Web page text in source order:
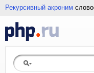
Рекурсивный акроним